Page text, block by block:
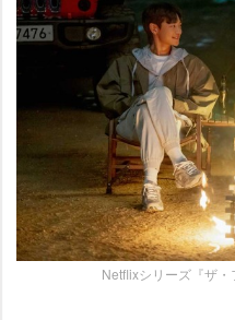
Netflixシリーズ『ザ